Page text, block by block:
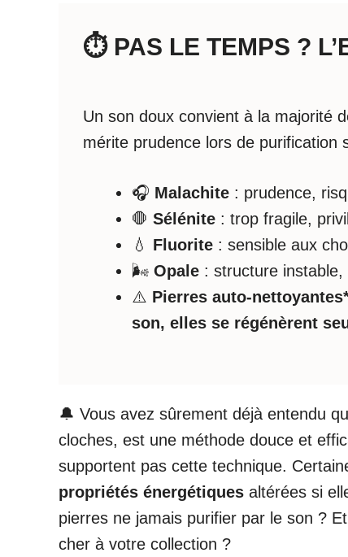
⏱️ PAS LE TEMPS ?
Un son doux convient à la majorité
mérite prudence lors de purification
🎧 Malachite : prudence,
🛑 Sélénite : trop fragile,
💧 Fluorite : sensible aux
🌬️ Opale : structure
⚠️ Pierres auto-
son, elles se régénèrent
🔔 Vous avez sûrement déjà entendu
cloches, est une méthode douce et
supportent pas cette technique.
propriétés énergétiques altérées si
pierres ne jamais purifier par le son ?
cher à votre collection ?